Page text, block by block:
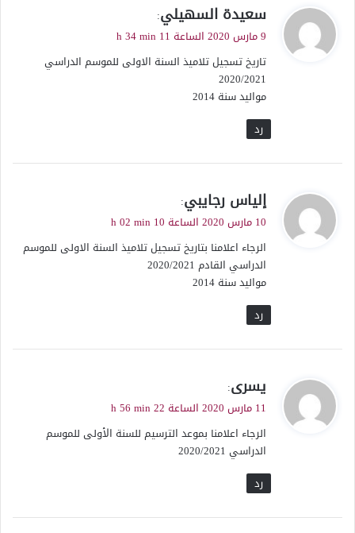
ي
ق
ل
سعيدة السهيلي:
9 مارس 2020 الساعة 11 h 34 min
تاريخ تسجيل تلاميذ السنة الاولى للموسم الدراسي
2020/2021
مواليد سنة 2014
رد
ي
ق
ل
إلياس رجايبي:
10 مارس 2020 الساعة 10 h 02 min
الرجاء اعلامنا بتاريخ تسجيل تلاميذ السنة الاولى للموسم
الدراسي القادم 2020/2021
مواليد سنة 2014
رد
ي
ق
ل
يسرى:
11 مارس 2020 الساعة 22 h 56 min
الرجاء اعلامنا بموعد الترسيم للسنة الأولى للموسم
الدراسي 2020/2021
رد